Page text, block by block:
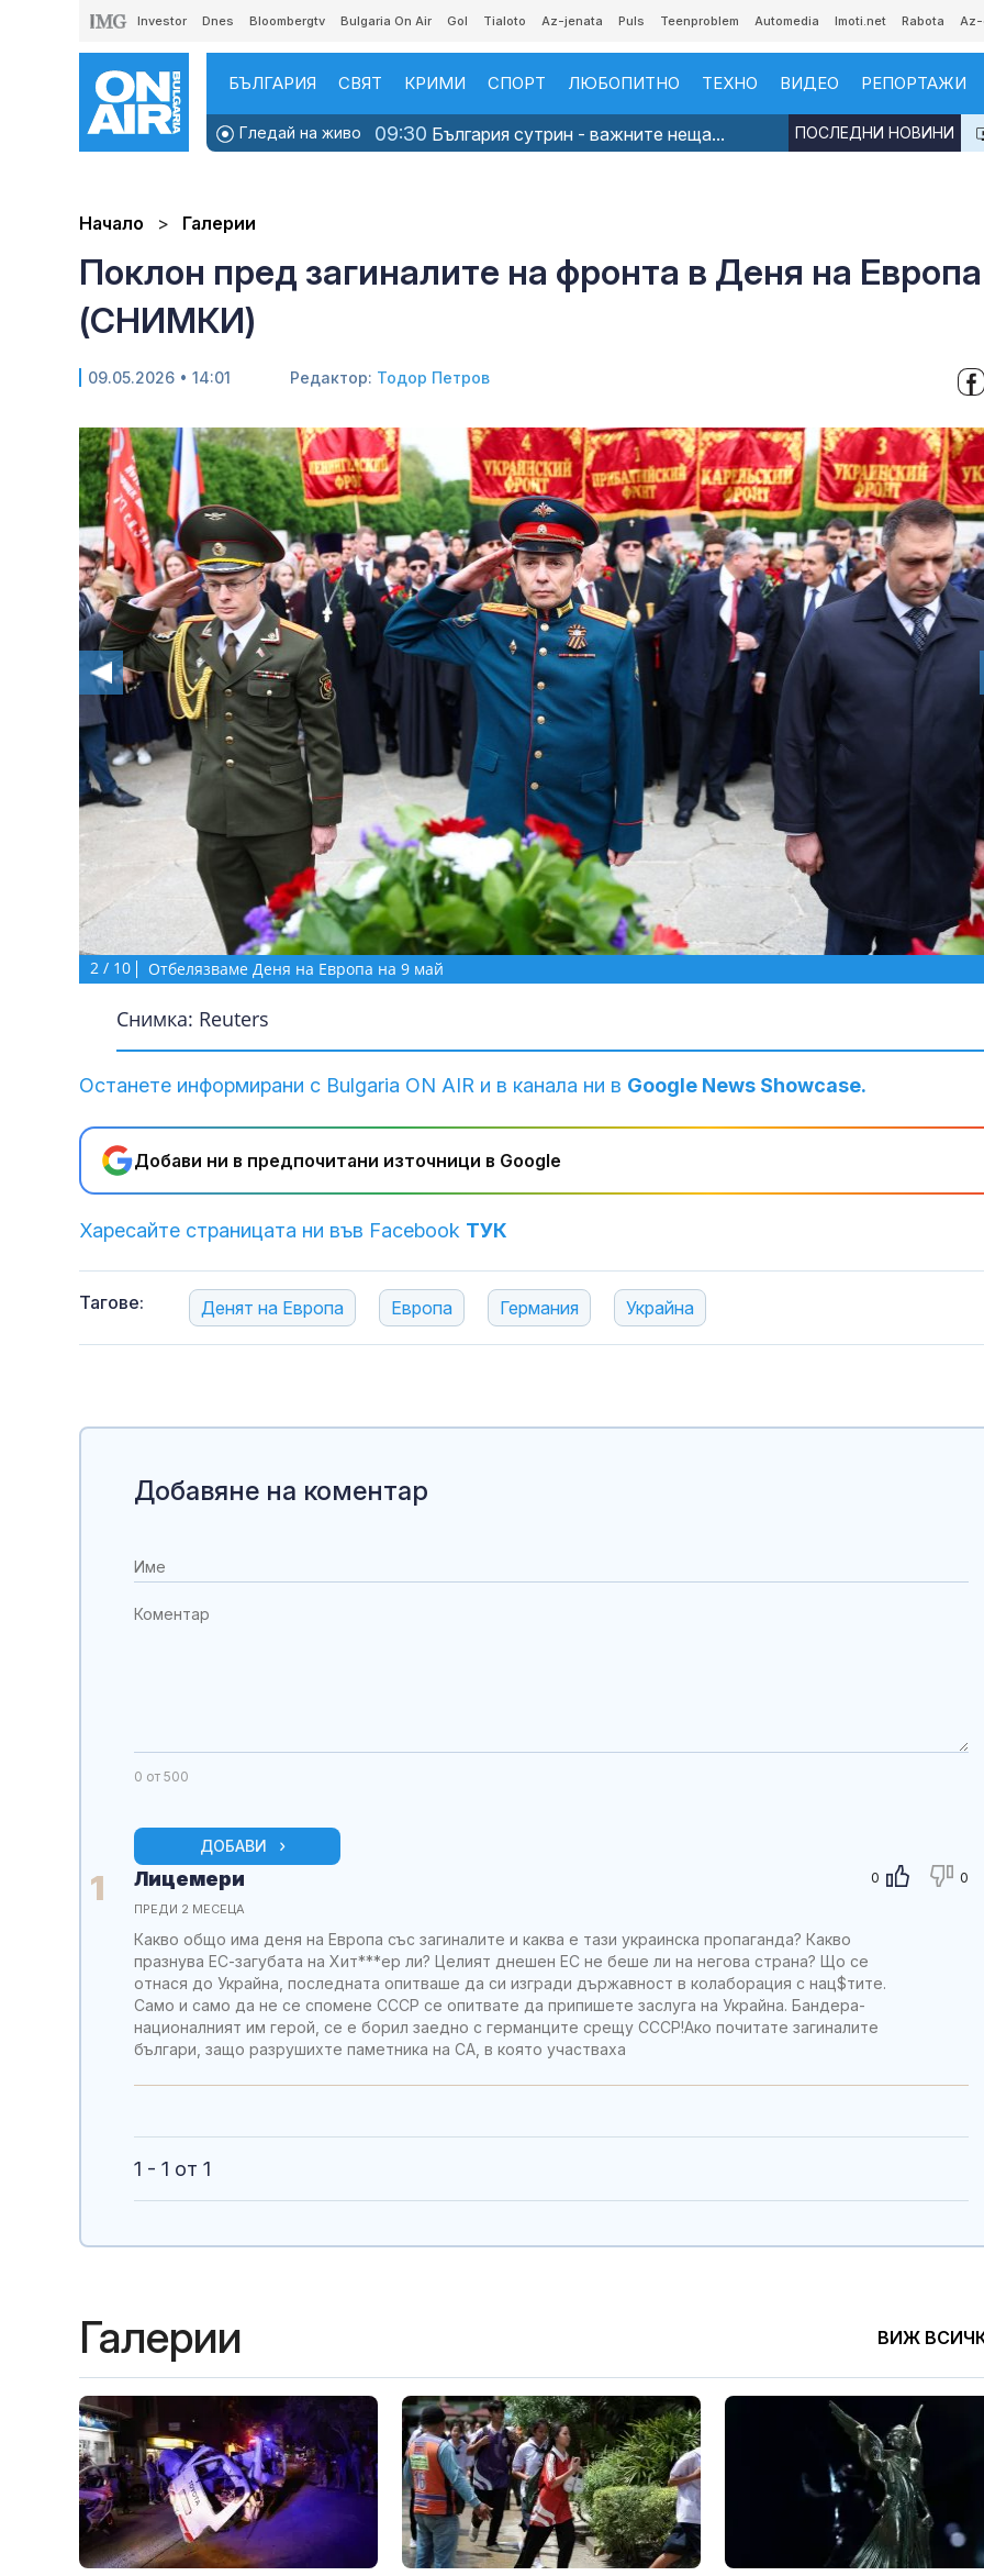
Investor Dnes Bloombergtv Bulgaria On Air Gol Tialoto Az-jenata Puls Teenproblem Automedia Imoti.net Rabota
БЪЛГАРИЯ СВЯТ КРИМИ СПОРТ ЛЮБОПИТНО ТЕХНО ВИДЕО РЕПОРТАЖИ
Гледай на живо 09:30 България сутрин - важните неща... ПОСЛЕДНИ НОВИНИ
Начало Галерии
Поклон пред загиналите на фронта в Деня на Европа
(СНИМКИ)
09.05.2026 • 14:01 Редактор: Тодор Петров
2 / 10 Отбелязваме Деня на Европа на 9 май
Снимка: Reuters
Останете информирани с Bulgaria ON AIR и в канала ни в Google News Showcase.
Добави ни в предпочитани източници в Google
Харесайте страницата ни във Facebook ТУК
Тагове: Денят на Европа Европа Германия Украйна
реакция,
Добавяне на коментар
0 от 500
ДОБАВИ
1 0 0
Лицемери
ПРЕДИ 2 МЕСЕЦА
Какво общо има деня на Европа със загиналите и каква е тази украинска пропаганда? Какво
празнува ЕС-загубата на Хит***ер ли? Целият днешен ЕС не беше ли на негова страна? Що се
отнася до Украйна, последната опитваше да си изгради държавност в колаборация с нац$тите.
Само и само да не се спомене СССР се опитвате да припишете заслуга на Украйна. Бандера-
националният им герой, се е борил заедно с германците срещу СССР!Ако почитате загиналите
българи, защо разрушихте паметника на СА, в която участваха
1 - 1 от 1
Галерии ВИЖ